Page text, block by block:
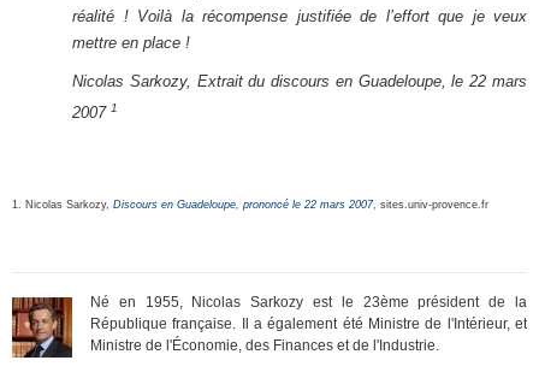
réalité ! Voilà la récompense justifiée de l’effort que je veux
mettre en place !
Nicolas Sarkozy, Extrait du discours en Guadeloupe, le 22 mars
2007 1
1. Nicolas Sarkozy, Discours en Guadeloupe, prononcé le 22 mars 2007, sites.univ-provence.fr
Né en 1955, Nicolas Sarkozy est le 23ème président de la
République française. Il a également été Ministre de l'Intérieur, et
Ministre de l'Économie, des Finances et de l'Industrie.